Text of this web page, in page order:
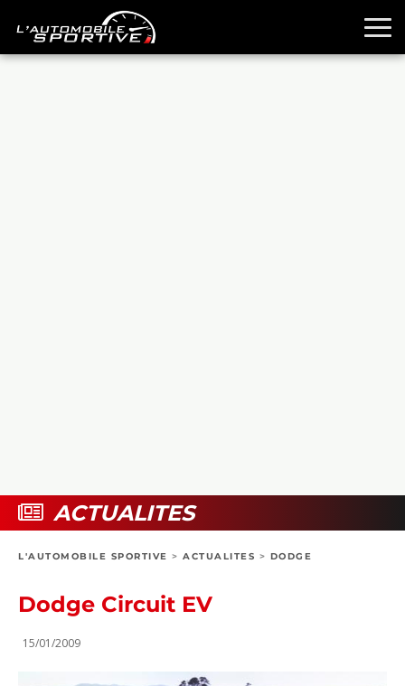
BOUTIQUE
ACTUALITES
L'AUTOMOBILE SPORTIVE > ACTUALITES > DODGE
Dodge Circuit EV
15/01/2009